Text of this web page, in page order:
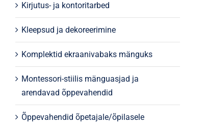
Kirjutus- ja kontoritarbed
Kleepsud ja dekoreerimine
Komplektid ekraanivabaks mänguks
Montessori-stiilis mänguasjad ja
arendavad õppevahendid
Õppevahendid õpetajale/õpilasele